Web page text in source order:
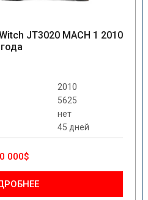
JT3020 MACH 1 2010
года
2010
5625
нет
45 дней
000$